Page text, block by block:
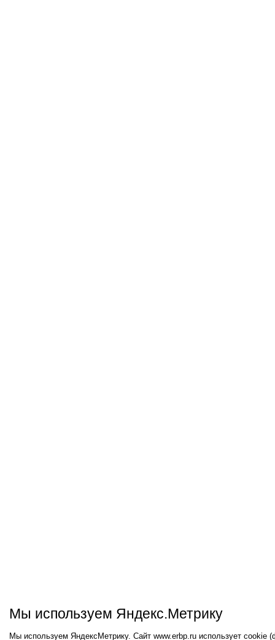
Мы используем Яндекс.Метрику
Мы используем ЯндексМетрику. Сайт www.erbp.ru использует